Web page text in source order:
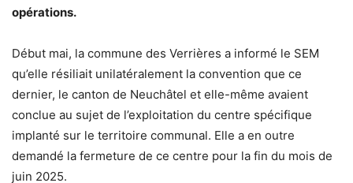
opérations.
Début mai, la commune des Verrières a informé le SEM
qu’elle résiliait unilatéralement la convention que ce
dernier, le canton de Neuchâtel et elle-même avaient
conclue au sujet de l’exploitation du centre spécifique
implanté sur le territoire communal. Elle a en outre
demandé la fermeture de ce centre pour la fin du mois de
juin 2025.